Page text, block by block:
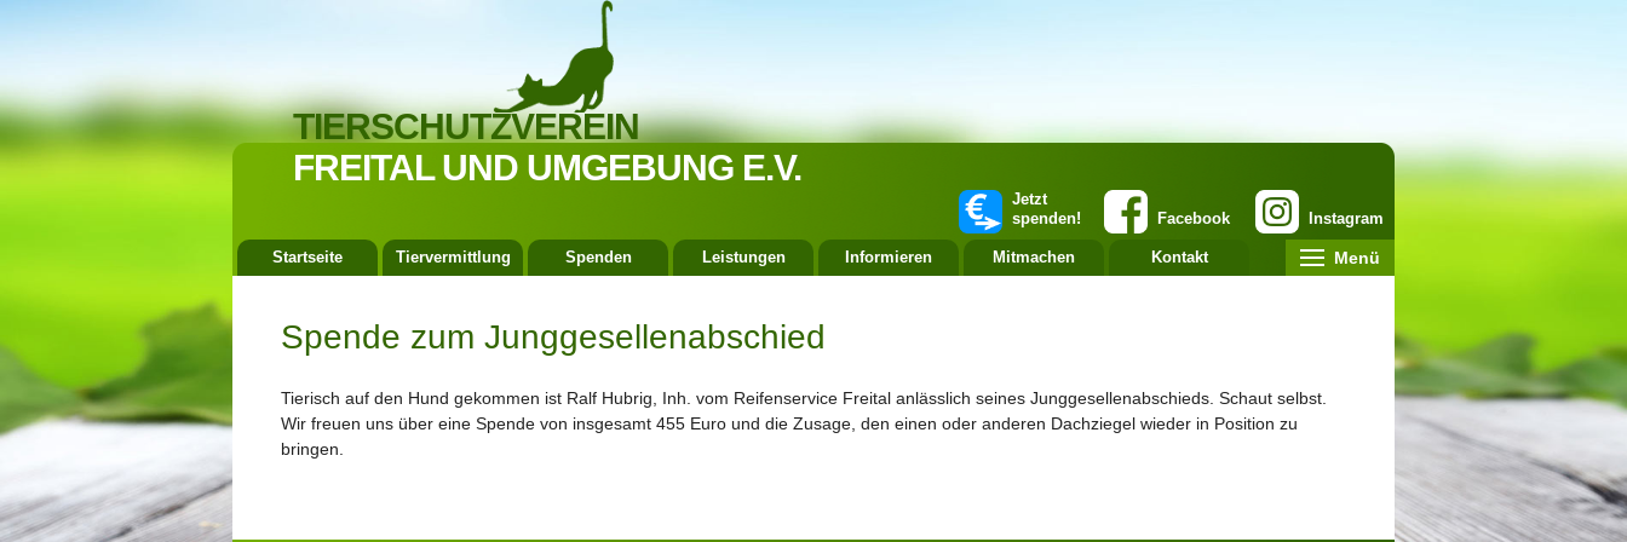
TIERSCHUTZVEREIN
FREITAL UND UMGEBUNG E.V.
Instagram
Facebook
Jetzt
spenden!
Startseite Tiervermittlung Spenden Leistungen Informieren Mitmachen Kontakt Menü
Spende zum Junggesellenabschied
Tierisch auf den Hund gekommen ist Ralf Hubrig, Inh. vom Reifenservice Freital anlässlich seines Junggesellenabschieds. Schaut selbst.
Wir freuen uns über eine Spende von insgesamt 455 Euro und die Zusage, den einen oder anderen Dachziegel wieder in Position zu
bringen.